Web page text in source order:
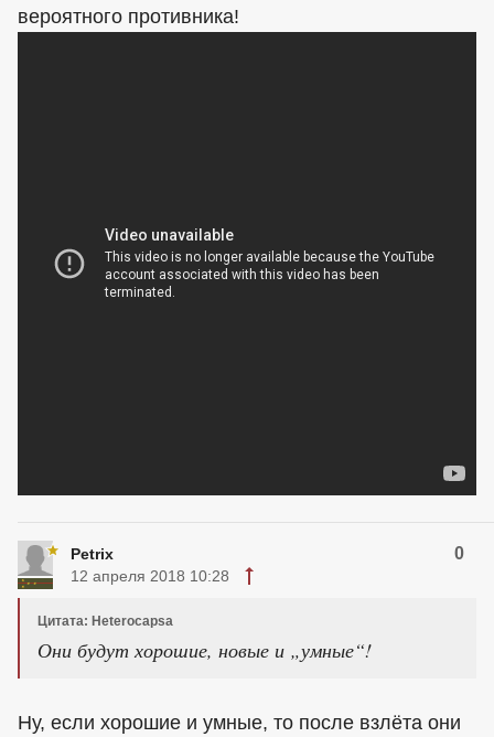
вероятного противника!
Petrix 0
12 апреля 2018 10:28
Цитата: Heterocapsa
Они будут хорошие, новые и „умные“!
Ну, если хорошие и умные, то после взлёта они